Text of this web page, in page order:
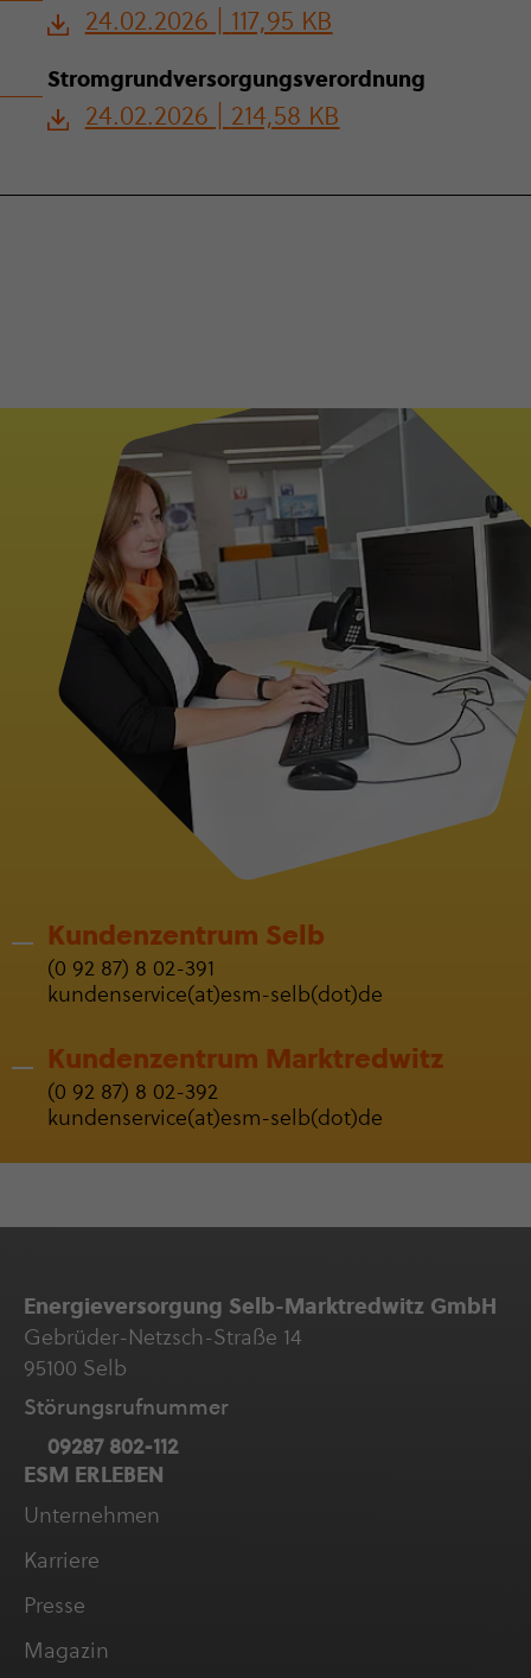
24.02.2026 | 117,95 KB
Strom­grund­ver­sor­gungs­ver­ord­nung
24.02.2026 | 214,58 KB
Kunden­zen­trum Selb
(0 92 87) 8 02-391
kun­den­ser­vice(at)esm-selb(dot)de
Kunden­zen­trum Markt­red­witz
(0 92 87) 8 02-392
kun­den­ser­vice(at)esm-selb(dot)de
Ener­gie­ver­sor­gung Selb-Marktredwitz GmbH
Gebrüder-Netzsch-Straße 14
95100 Selb
Störungs­ruf­nummer
09287 802-112
ESM ERLEBEN
Unter­neh­men
Karriere
Presse
Magazin